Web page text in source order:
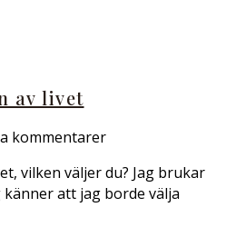
av livet
kommentarer
vilken väljer du? Jag brukar
att jag borde välja